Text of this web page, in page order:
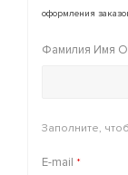
оформления
Фамилия Имя
Заполните,
E-mail *